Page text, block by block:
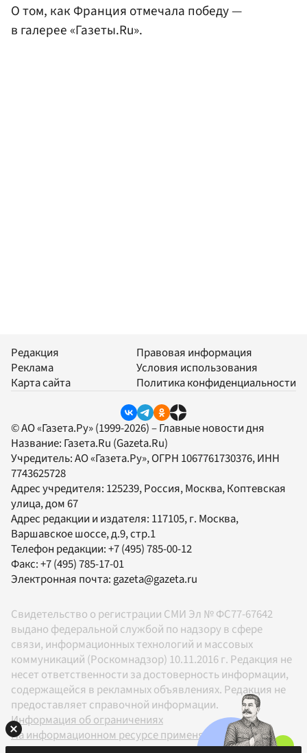
О том, как Франция отмечала победу —
в галерее «Газеты.Ru».
Редакция
Реклама
Карта сайта
Правовая информация
Условия использования
Политика конфиденциальности
© АО «Газета.Ру» (1999-2026) – Главные новости дня
Название: Газета.Ru (Gazeta.Ru)
Учредитель:АО «Газета.Ру», ОГРН 1067761730376, ИНН
7743625728
Адрес учредителя: 125239, Россия, Москва, Коптевская
улица, дом 67
Адрес редакции и издателя: 117105, г. Москва,
Варшавское шоссе, д.9, стр.1
Телефон редакции:+7 (495) 785-00-12
Факс:+7 (495) 785-17-01
Электронная почта:gazeta@gazeta.ru
Свидетельство о регистрации СМИ Эл № ФС77-67642
выдано федеральной службой по надзору в сфере
связи, информационных технологий и массовых
коммуникаций (Роскомнадзор) 10.11.2016 г. Редакция не
несет ответственности за достоверность информации,
содержащейся в рекламных объявлениях. Редакция не
предоставляет справочной информации.
Информация об ограничениях
На информационном ресурсе применяются